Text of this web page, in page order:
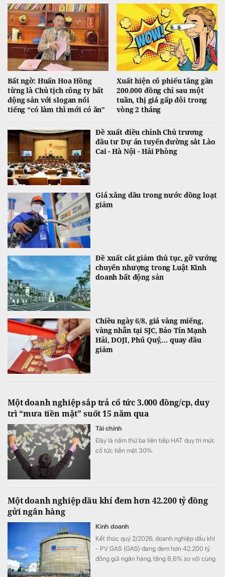
Bất ngờ: Huấn Hoa Hồng
từng là Chủ tịch công ty bất
động sản với slogan nổi
tiếng “có làm thì mới có ăn”
Xuất hiện cổ phiếu tăng gần
200.000 đồng chỉ sau một
tuần, thị giá gấp đôi trong
vòng 2 tháng
Đề xuất điều chỉnh Chủ trương
đầu tư Dự án tuyến đường sắt Lào
Cai - Hà Nội - Hải Phòng
Giá xăng dầu trong nước đồng loạt
giảm
Đề xuất cắt giảm thủ tục, gỡ vướng
chuyển nhượng trong Luật Kinh
doanh bất động sản
Chiều ngày 6/8, giá vàng miếng,
vàng nhẫn tại SJC, Bảo Tín Mạnh
Hải, DOJI, Phú Quý,... quay đầu
giảm
Một doanh nghiệp sắp trả cổ tức 3.000 đồng/cp, duy
trì “mưa tiền mặt” suốt 15 năm qua
Tài chính
Đây là năm thứ ba liên tiếp HAT duy trì mức
cổ tức tiền mặt 30%.
Một doanh nghiệp dầu khí đem hơn 42.200 tỷ đồng
gửi ngân hàng
Kinh doanh
Kết thúc quý 2/2026, doanh nghiệp dầu khí
- PV GAS (GAS) đang đem hơn 42.200 tỷ
đồng gửi ngân hàng, tăng 8,6% so với cùng